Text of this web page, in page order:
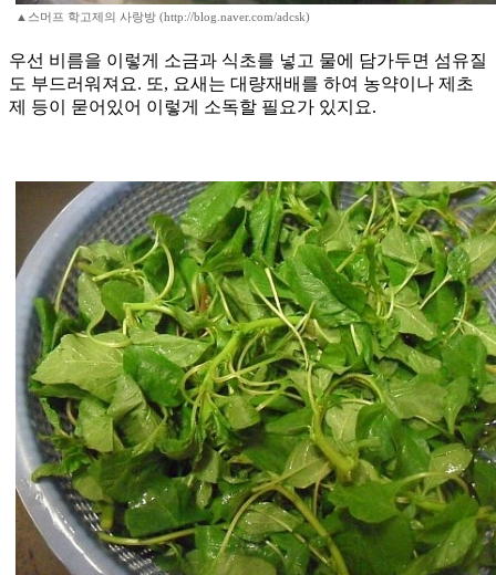
▲스머프 학고제의 사랑방 (http://blog.naver.com/adcsk)
우선 비름을 이렇게 소금과 식초를 넣고 물에 담가두면 섬유질
도 부드러워져요. 또, 요새는 대량재배를 하여 농약이나 제초
제 등이 묻어있어 이렇게 소독할 필요가 있지요.